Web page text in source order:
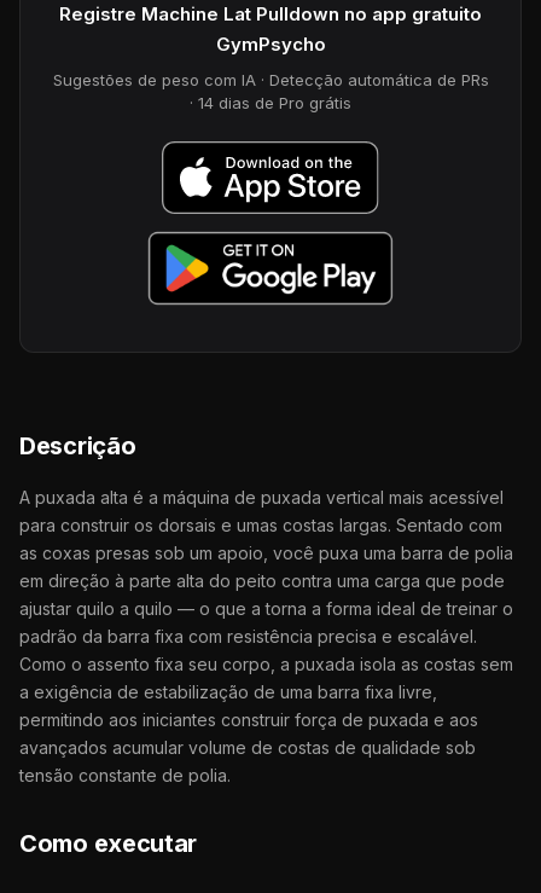
Registre Machine Lat Pulldown no app gratuito
GymPsycho
Sugestões de peso com IA · Detecção automática de PRs
· 14 dias de Pro grátis
Descrição
A puxada alta é a máquina de puxada vertical mais acessível
para construir os dorsais e umas costas largas. Sentado com
as coxas presas sob um apoio, você puxa uma barra de polia
em direção à parte alta do peito contra uma carga que pode
ajustar quilo a quilo — o que a torna a forma ideal de treinar o
padrão da barra fixa com resistência precisa e escalável.
Como o assento fixa seu corpo, a puxada isola as costas sem
a exigência de estabilização de uma barra fixa livre,
permitindo aos iniciantes construir força de puxada e aos
avançados acumular volume de costas de qualidade sob
tensão constante de polia.
Como executar